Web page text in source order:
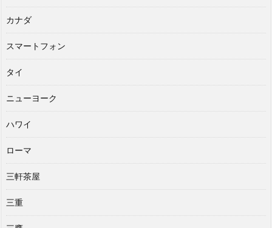
カナダ
スマートフォン
タイ
ニューヨーク
ハワイ
ローマ
三軒茶屋
三重